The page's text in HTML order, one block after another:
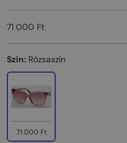
71 000 Ft
Szín: Rózsaszín
71 000 Ft